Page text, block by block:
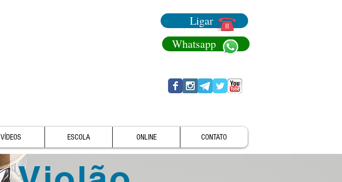
Ligar
Whatsapp
VÍDEOS ESCOLA ONLINE CONTATO